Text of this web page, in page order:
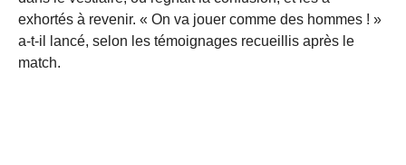
exhortés à revenir. « On va jouer comme des hommes ! »
a-t-il lancé, selon les témoignages recueillis après le
match.